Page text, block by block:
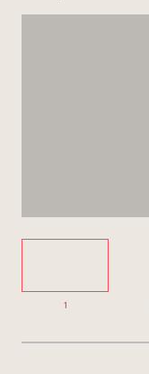
1